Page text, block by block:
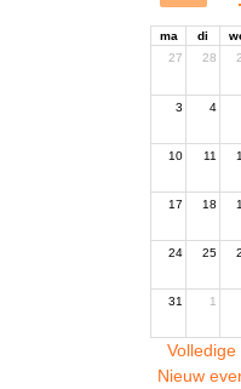
ma di
27
28
3 4
10 11
17 18
24 25
31 1
Nieuw